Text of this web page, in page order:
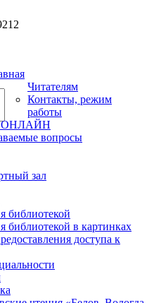
Читателям
Контакты, режим
работы
ОНЛАЙН
вопросы
зал
библиотекой
библиотекой в картинках
доступа к